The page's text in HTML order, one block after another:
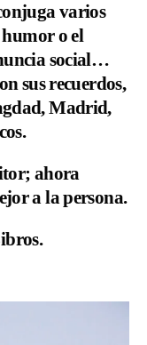
varios
humor o el
social…
sus recuerdos,
Madrid,
ahora
a la persona.